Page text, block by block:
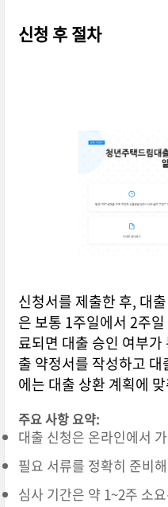
신청 후 절차
신청서를 제출한 후, 대
은 보통 1주일에서 2주
료되면 대출 승인 여부
출 약정서를 작성하고
에는 대출 상환 계획에
주요 사항 요약:
대출 신청은 온라인에서
필요 서류를 정확히 준비
심사 기간은 약 1~2주 소